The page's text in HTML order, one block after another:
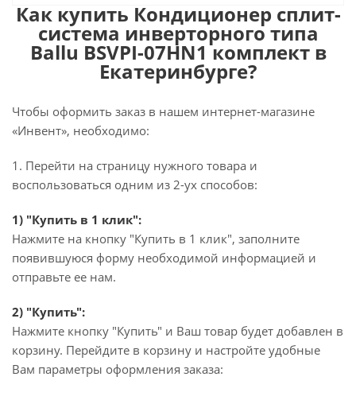
Как купить Кондиционер сплит-
система инверторного типа
Ballu BSVPI-07HN1 комплект в
Екатеринбурге?
Чтобы оформить заказ в нашем интернет-магазине
«Инвент», необходимо:
1. Перейти на страницу нужного товара и
воспользоваться одним из 2-ух способов:
1) "Купить в 1 клик":
Нажмите на кнопку "Купить в 1 клик", заполните
появившуюся форму необходимой информацией и
отправьте ее нам.
2) "Купить":
Нажмите кнопку "Купить" и Ваш товар будет добавлен в
корзину. Перейдите в корзину и настройте удобные
Вам параметры оформления заказа: